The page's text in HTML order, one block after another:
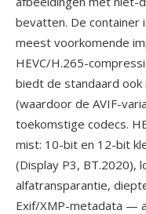
bevatten. De
meest voorkomende
HEVC/H.265-
biedt de standaard
(waardoor de AVIF-
toekomstige codecs.
mist: 10-bit en 12-bit
(Display P3, BT.2020),
alfatransparantie,
Exif/XMP-metadata —